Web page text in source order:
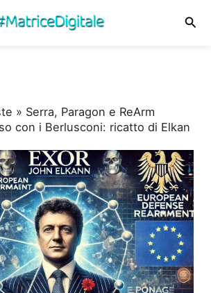
» Serra, Paragon e ReArm
con i Berlusconi: ricatto di Elkan